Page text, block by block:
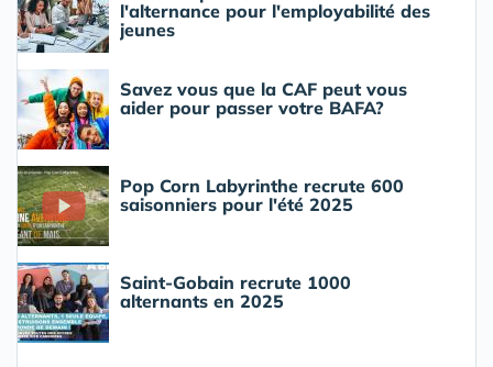
l'alternance pour l'employabilité des
jeunes
Savez vous que la CAF peut vous
aider pour passer votre BAFA?
Pop Corn Labyrinthe recrute 600
saisonniers pour l'été 2025
Saint-Gobain recrute 1000
alternants en 2025